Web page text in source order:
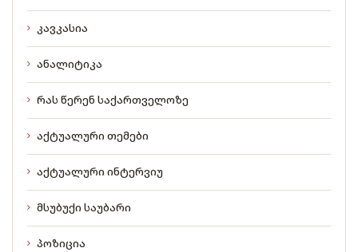
კავკასია
ანალიტიკა
რას წერენ საქართველოზე
აქტუალური თემები
აქტუალური ინტერვიუ
მსუბუქი საუბარი
პოზიცია